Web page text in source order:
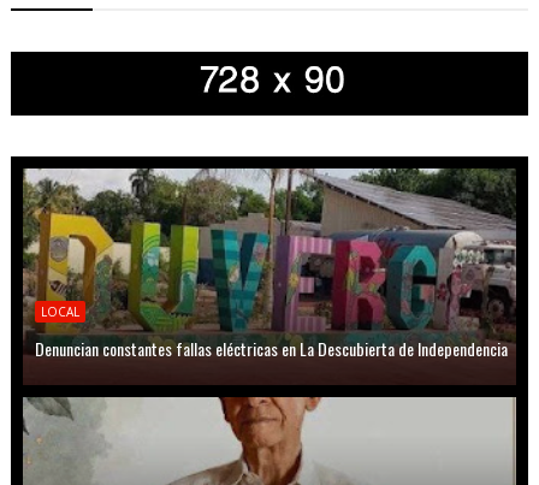
LOCAL
Denuncian constantes fallas eléctricas en La Descubierta de Independencia